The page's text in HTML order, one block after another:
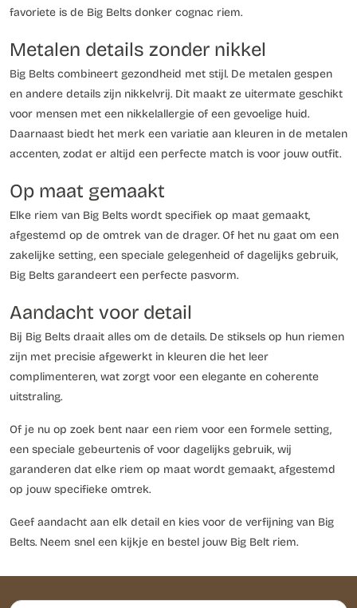
favoriete is de Big Belts donker cognac riem.
Metalen details zonder nikkel
Big Belts combineert gezondheid met stijl. De metalen gespen
en andere details zijn nikkelvrij. Dit maakt ze uitermate geschikt
voor mensen met een nikkelallergie of een gevoelige huid.
Daarnaast biedt het merk een variatie aan kleuren in de metalen
accenten, zodat er altijd een perfecte match is voor jouw outfit.
Op maat gemaakt
Elke riem van Big Belts wordt specifiek op maat gemaakt,
afgestemd op de omtrek van de drager. Of het nu gaat om een
zakelijke setting, een speciale gelegenheid of dagelijks gebruik,
Big Belts garandeert een perfecte pasvorm.
Aandacht voor detail
Bij Big Belts draait alles om de details. De stiksels op hun riemen
zijn met precisie afgewerkt in kleuren die het leer
complimenteren, wat zorgt voor een elegante en coherente
uitstraling.
Of je nu op zoek bent naar een riem voor een formele setting,
een speciale gebeurtenis of voor dagelijks gebruik, wij
garanderen dat elke riem op maat wordt gemaakt, afgestemd
op jouw specifieke omtrek.
Geef aandacht aan elk detail en kies voor de verfijning van Big
Belts. Neem snel een kijkje en bestel jouw Big Belt riem.